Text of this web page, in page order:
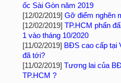
ốc Sài Gòn năm 2019
[12/02/2019] Gỡ điểm nghẽn
[12/02/2019] TP.HCM phấn
1 vào tháng 10/2020
[11/02/2019] BĐS cao cấp tại
đã tới?
[11/02/2019] Tương lai của
TP.HCM ?